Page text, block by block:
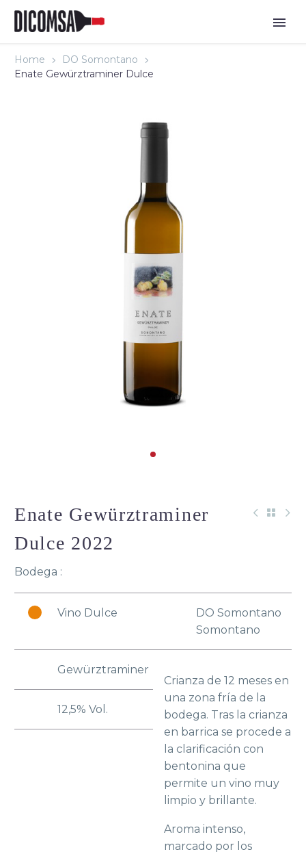
Home
DO Somontano
Enate Gewürztraminer Dulce
Enate Gewürztraminer
Dulce 2022
Bodega :
Vino Dulce
DO Somontano
Somontano
Gewürztraminer
12,5% Vol.
Crianza de 12 meses en
una zona fría de la
bodega. Tras la crianza
en barrica se procede a
la clarificación con
bentonina que
permite un vino muy
limpio y brillante.
Aroma intenso,
marcado por los